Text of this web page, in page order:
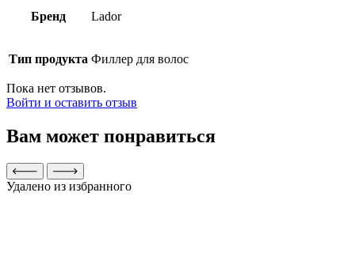
Бренд Lador
Тип продукта Филлер для волос
Пока нет отзывов.
Войти и оставить отзыв
Вам может понравиться
Удалено из избранного